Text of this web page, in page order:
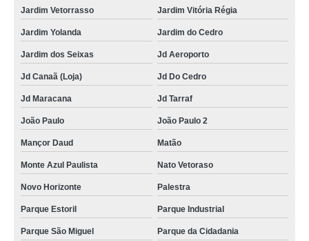
Jardim Vetorrasso Jardim Vitória Régia
Jardim Yolanda Jardim do Cedro
Jardim dos Seixas Jd Aeroporto
Jd Canaã (Loja) Jd Do Cedro
Jd Maracana Jd Tarraf
João Paulo João Paulo 2
Mançor Daud Matão
Monte Azul Paulista Nato Vetoraso
Novo Horizonte Palestra
Parque Estoril Parque Industrial
Parque São Miguel Parque da Cidadania